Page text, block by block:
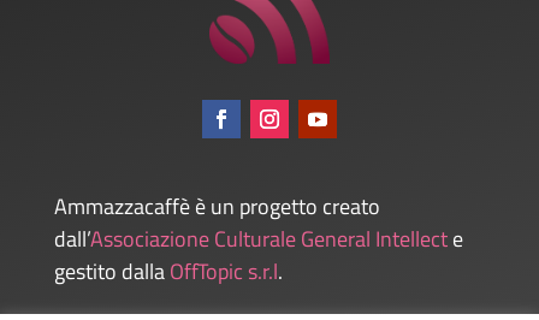
Ammazzacaffè è un progetto creato
dall’Associazione Culturale General Intellecte
gestito dallaOffTopic s.r.l.